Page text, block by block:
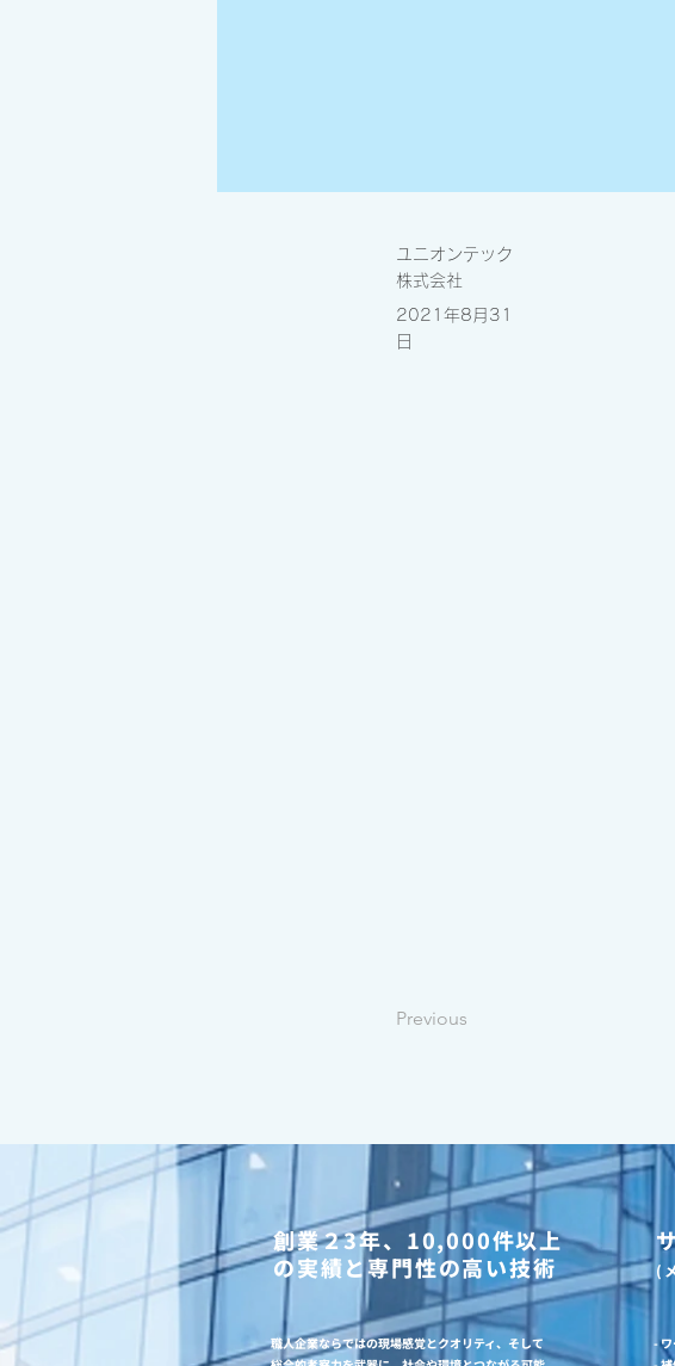
ユニオンテック
株式会社
2021年8月31
日
Previous
創業２3年、10,000件以上
の実績と専門性の高い技術
職人企業ならではの現場感覚とクオリティ、そして
(
-